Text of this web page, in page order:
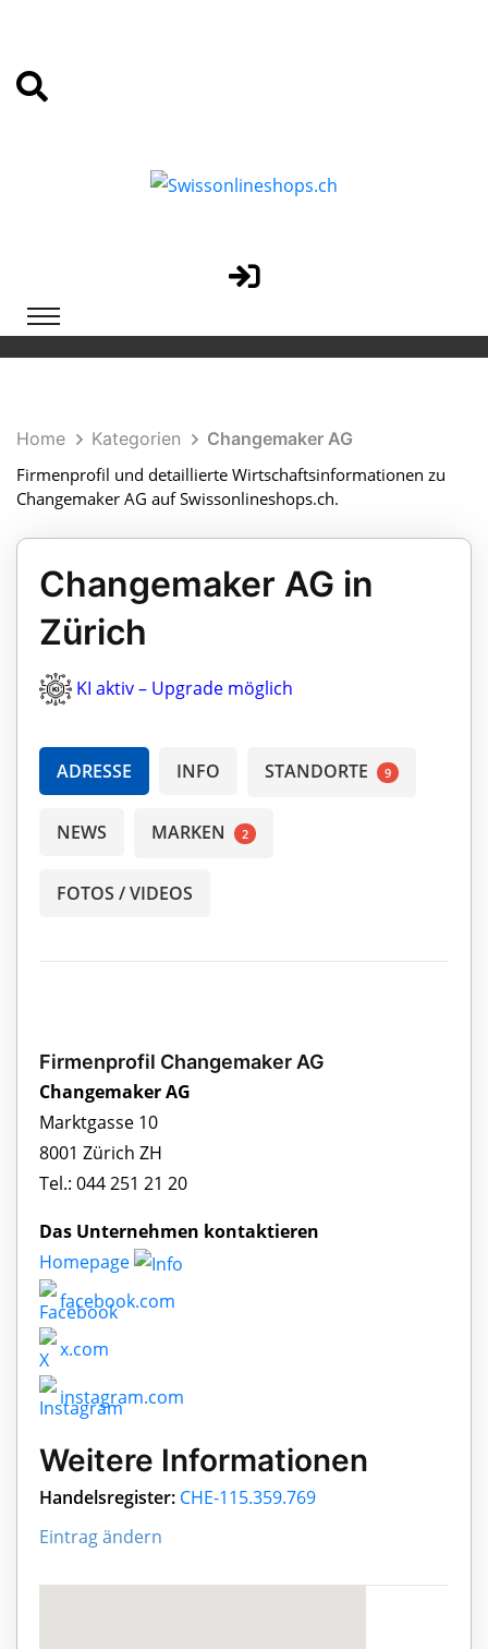
Home Kategorien
Changemaker AG
Firmenprofil und detaillierte Wirtschaftsinformationen zu
Changemaker AG auf Swissonlineshops.ch.
Changemaker AG in
Zürich
KI aktiv – Upgrade möglich
ADRESSE INFO STANDORTE 9
NEWS MARKEN 2
FOTOS / VIDEOS
Firmenprofil Changemaker AG
Changemaker AG
Marktgasse 10
8001 Zürich ZH
Tel.: 044 251 21 20
Das Unternehmen kontaktieren
Homepage
facebook.com
x.com
instagram.com
Weitere Informationen
Handelsregister: CHE-115.359.769
Eintrag ändern